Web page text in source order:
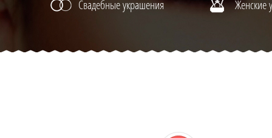
Свадебные украшения Женские